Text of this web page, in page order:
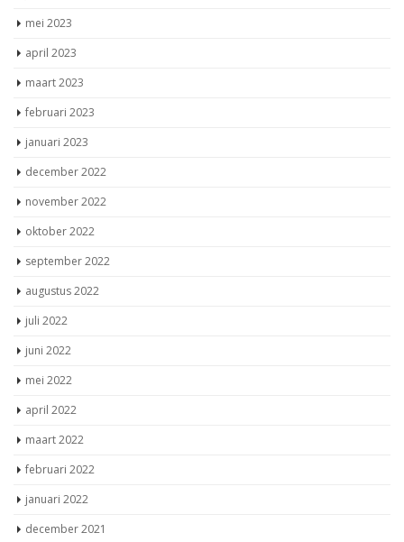
mei 2023
april 2023
maart 2023
februari 2023
januari 2023
december 2022
november 2022
oktober 2022
september 2022
augustus 2022
juli 2022
juni 2022
mei 2022
april 2022
maart 2022
februari 2022
januari 2022
december 2021